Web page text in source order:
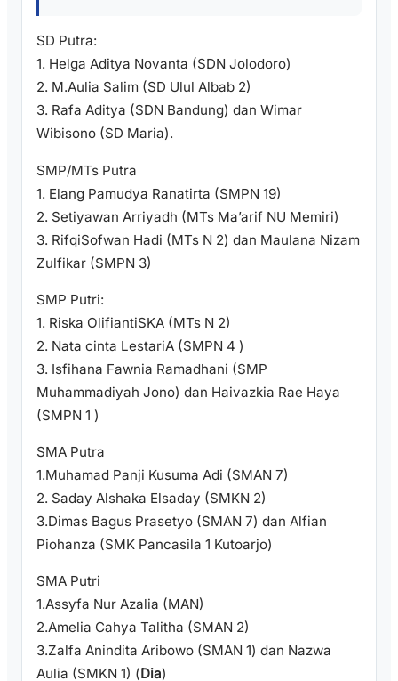
SD Putra:
1. Helga Aditya Novanta (SDN Jolodoro)
2. M.Aulia Salim (SD Ulul Albab 2)
3. Rafa Aditya (SDN Bandung) dan Wimar
Wibisono (SD Maria).
SMP/MTs Putra
1. Elang Pamudya Ranatirta (SMPN 19)
2. Setiyawan Arriyadh (MTs Ma’arif NU Memiri)
3. RifqiSofwan Hadi (MTs N 2) dan Maulana Nizam
Zulfikar (SMPN 3)
SMP Putri:
1. Riska OlifiantiSKA (MTs N 2)
2. Nata cinta LestariA (SMPN 4 )
3. Isfihana Fawnia Ramadhani (SMP
Muhammadiyah Jono) dan Haivazkia Rae Haya
(SMPN 1 )
SMA Putra
1.Muhamad Panji Kusuma Adi (SMAN 7)
2. Saday Alshaka Elsaday (SMKN 2)
3.Dimas Bagus Prasetyo (SMAN 7) dan Alfian
Piohanza (SMK Pancasila 1 Kutoarjo)
SMA Putri
1.Assyfa Nur Azalia (MAN)
2.Amelia Cahya Talitha (SMAN 2)
3.Zalfa Anindita Aribowo (SMAN 1) dan Nazwa
Aulia (SMKN 1) (Dia)